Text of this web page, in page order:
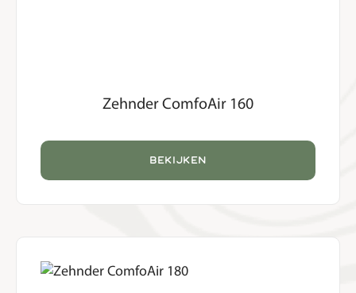
Zehnder ComfoAir 160